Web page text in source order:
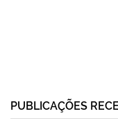
PUBLICAÇÕES